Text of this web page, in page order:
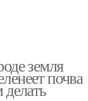
земля
почва